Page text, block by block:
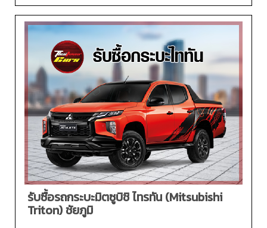
รับซื้อรถกระบะมิตซูบิชิ ไทรทัน (Mitsubishi
Triton) ชัยภูมิ